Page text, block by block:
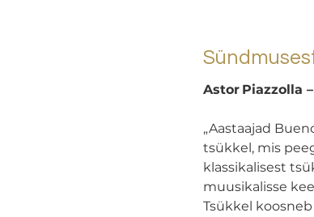
Astor Piazzolla
„Aastaajad
tsükkel, mis
klassikalisest
muusikalisse
Tsükkel